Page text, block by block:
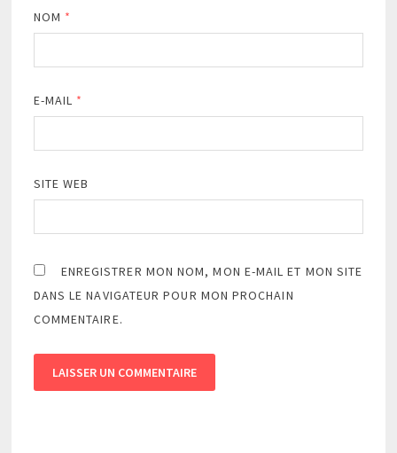
NOM *
E-MAIL *
SITE WEB
ENREGISTRER MON NOM, MON E-MAIL ET MON SITE
DANS LE NAVIGATEUR POUR MON PROCHAIN
COMMENTAIRE.